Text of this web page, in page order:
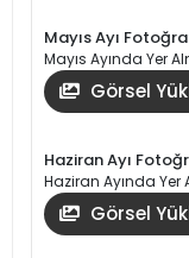
Mayıs Ayı
Mayıs Ayında Yer
Görsel
Haziran Ayı
Haziran Ayında Yer
Görsel